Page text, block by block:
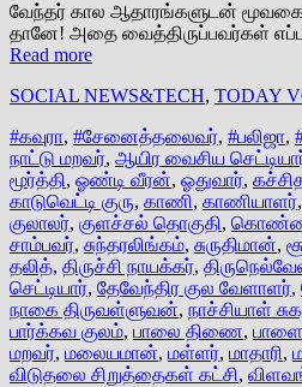
வேந்தர் கால ஆதாரங்களுடன் மூவகை
தானே! அதை வைத்திருப்பவர்கள்
Read more
SOCIAL NEWS&TECH, TODAY
#கவுரா, #சேனைத்தலைவர், #பலிஜா,
நாட்டு மறவர், ஆயிர வைசிய
மூர்த்தி, ஓண்டி வீரன், ஓதுவார்,
காடுவெட்டி குரு, காணி, காணியாளர்,
குலாலர், குளச்சல் தொகுதி,
சாம்பவர், சுந்தரலிங்கம், சுருதிமான்,
தலித், திருச்சி நாயக்கர்,
செட்டியார், தேவேந்திர குல வேளாளர்,
நாகை திருவள்ளுவன், நாச்சியாள்
பார்க்கவ குலம், பாலை திணை,
மறவர், மலையமான், மள்ளர், மாதாரி,
விடுதலை சிறுத்தைகள் கட்சி,